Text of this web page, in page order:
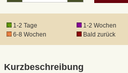
1-2 Tage 1-2 Wochen
6-8 Wochen
Bald zurück
Kurzbeschreibung